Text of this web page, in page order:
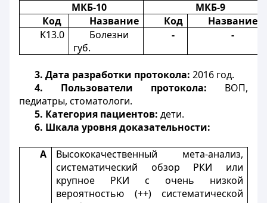
МКБ-10
МКБ-9
Код
Название Код
Название
K13.0
Болезни
губ.
- -
3. Дата разработки протокола: 2016 год.
4. Пользователи протокола: ВОП,
педиатры, стоматологи.
5. Категория пациентов: дети.
6. Шкала уровня доказательности:
А
Высококачественный мета-анализ,
систематический обзор РКИ или
крупное РКИ с очень низкой
вероятностью (++) систематической